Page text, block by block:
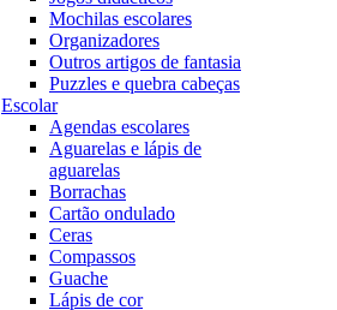
Mochilas escolares
Organizadores
Outros artigos de fantasia
Puzzles e quebra cabeças
Escolar
Agendas escolares
Aguarelas e lápis de
aguarelas
Borrachas
Cartão ondulado
Ceras
Compassos
Guache
Lápis de cor